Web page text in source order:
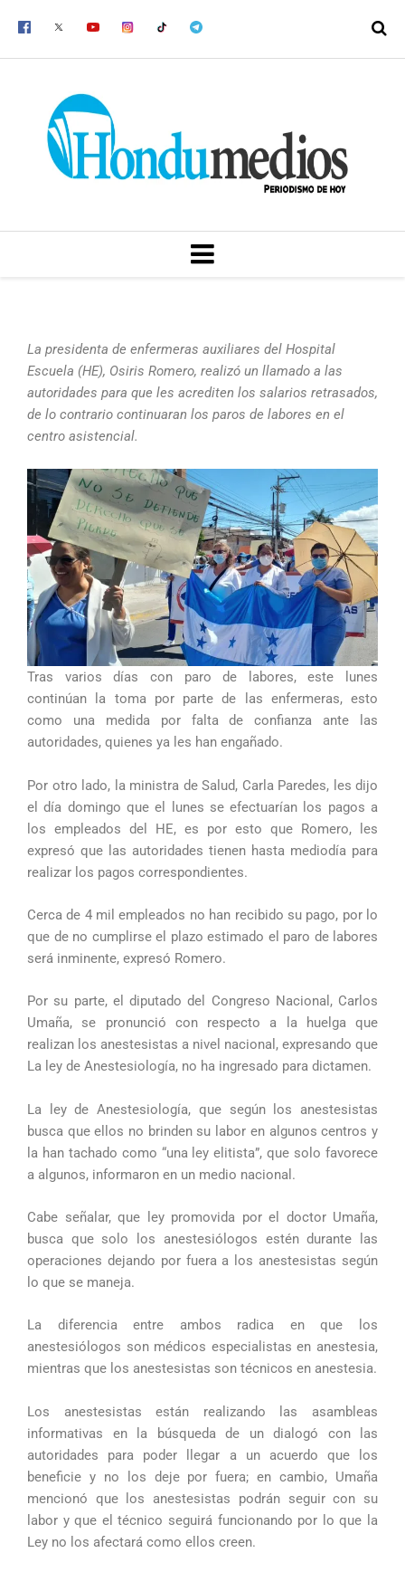
MENU
La presidenta de enfermeras auxiliares del Hospital
Escuela (HE), Osiris Romero, realizó un llamado a las
autoridades para que les acrediten los salarios retrasados,
de lo contrario continuaran los paros de labores en el
centro asistencial.
Tras varios días con paro de labores, este lunes
continúan la toma por parte de las enfermeras, esto
como una medida por falta de confianza ante las
autoridades, quienes ya les han engañado.
Por otro lado, la ministra de Salud, Carla Paredes, les dijo
el día domingo que el lunes se efectuarían los pagos a
los empleados del HE, es por esto que Romero, les
expresó que las autoridades tienen hasta mediodía para
realizar los pagos correspondientes.
Cerca de 4 mil empleados no han recibido su pago, por lo
que de no cumplirse el plazo estimado el paro de labores
será inminente, expresó Romero.
Por su parte, el diputado del Congreso Nacional, Carlos
Umaña, se pronunció con respecto a la huelga que
realizan los anestesistas a nivel nacional, expresando que
La ley de Anestesiología, no ha ingresado para dictamen.
La ley de Anestesiología, que según los anestesistas
busca que ellos no brinden su labor en algunos centros y
la han tachado como “una ley elitista”, que solo favorece
a algunos, informaron en un medio nacional.
Cabe señalar, que ley promovida por el doctor Umaña,
busca que solo los anestesiólogos estén durante las
operaciones dejando por fuera a los anestesistas según
lo que se maneja.
La diferencia entre ambos radica en que los
anestesiólogos son médicos especialistas en anestesia,
mientras que los anestesistas son técnicos en anestesia.
Los anestesistas están realizando las asambleas
informativas en la búsqueda de un dialogó con las
autoridades para poder llegar a un acuerdo que los
beneficie y no los deje por fuera; en cambio, Umaña
mencionó que los anestesistas podrán seguir con su
labor y que el técnico seguirá funcionando por lo que la
Ley no los afectará como ellos creen.